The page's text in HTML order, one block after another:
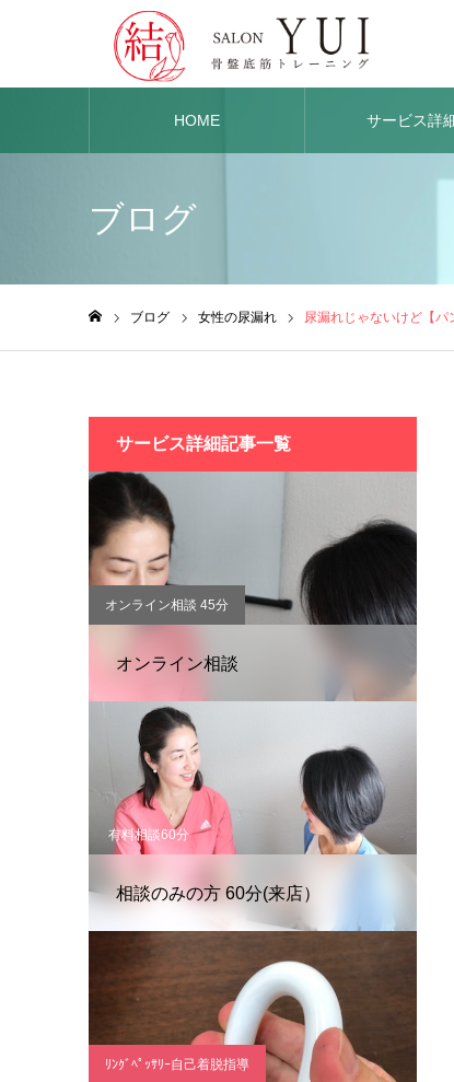
HOME サービス詳
ブログ
ブログ 女性の尿漏れ 尿漏れじゃないけど【パ
サービス詳細記事一覧
オンライン相談 45分
オンライン相談
有料相談60分
相談のみの方 60分(来店）
ﾘﾝｸﾞﾍﾟｯｻﾘｰ自己着脱指導